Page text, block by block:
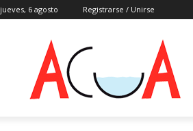
jueves, 6 agosto Registrarse / Unirse